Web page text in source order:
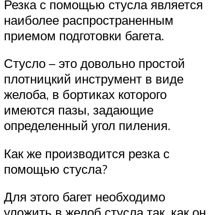
Резка с помощью стусла является
наиболее распространенным
приемом подготовки багета.
Стусло – это довольно простой
плотницкий инструмент в виде
желоба, в бортиках которого
имеются пазы, задающие
определенный угол пиления.
Как же производится резка с
помощью стусла?
Для этого багет необходимо